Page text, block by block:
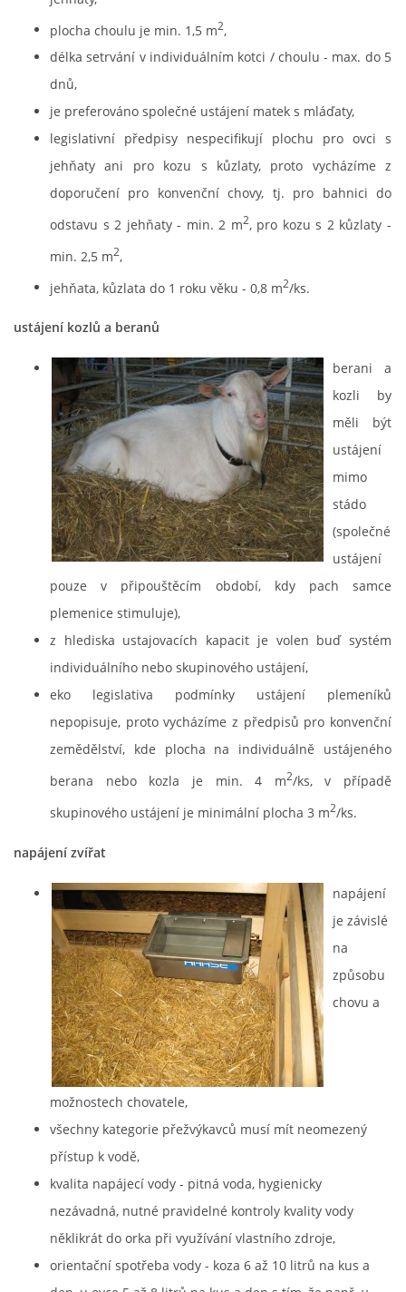
plocha choulu je min. 1,5 m2,
délka setrvání v individuálním kotci / choulu - max. do 5
dnů,
je preferováno společné ustájení matek s mláďaty,
legislativní předpisy nespecifikují plochu pro ovci s
jehňaty ani pro kozu s kůzlaty, proto vycházíme z
doporučení pro konvenční chovy, tj. pro bahnici do
odstavu s 2 jehňaty - min. 2 m2, pro kozu s 2 kůzlaty -
min. 2,5 m2,
jehňata, kůzlata do 1 roku věku - 0,8 m2/ks.
ustájení kozlů a beranů
berani a
kozli by
měli být
ustájení
mimo
stádo
(společné
ustájení
pouze v připouštěcím období, kdy pach samce
plemenice stimuluje),
z hlediska ustajovacích kapacit je volen buď systém
individuálního nebo skupinového ustájení,
eko legislativa podmínky ustájení plemeníků
nepopisuje, proto vycházíme z předpisů pro konvenční
zemědělství, kde plocha na individuálně ustájeného
berana nebo kozla je min. 4 m2/ks, v případě
skupinového ustájení je minimální plocha 3 m2/ks.
napájení zvířat
napájení
je závislé
na
způsobu
chovu a
možnostech chovatele,
všechny kategorie přežvýkavců musí mít neomezený
přístup k vodě,
kvalita napájecí vody - pitná voda, hygienicky
nezávadná, nutné pravidelné kontroly kvality vody
něklikrát do orka při využívání vlastního zdroje,
orientační spotřeba vody - koza 6 až 10 litrů na kus a